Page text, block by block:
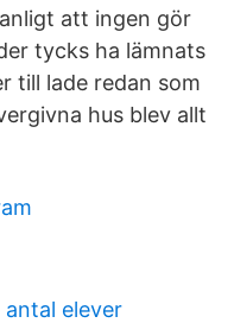
att ingen gör
tycks ha lämnats
till lade redan som
hus blev allt
antal elever